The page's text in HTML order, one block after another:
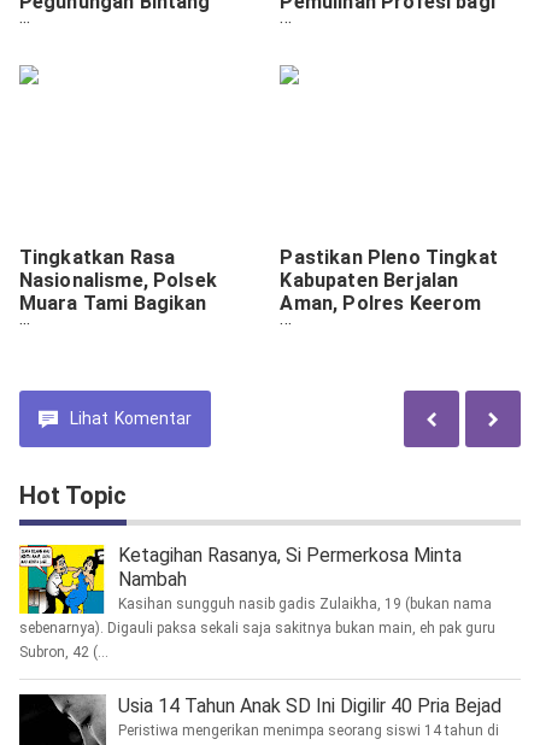
Hadir Tanamkan Rasa
PNPP Pelanggar Disiplin
Tingkatkan Rasa
Nasionalisme, Polsek
Muara Tami Bagikan
Bendera Merah Putih Di
Pastikan Pleno Tingkat
Kabupaten Berjalan
Aman, Polres Keerom
Terjunkan Ratusan
Lihat Komentar
Hot Topic
Ketagihan Rasanya, Si Permerkosa Minta
Nambah
Kasihan sungguh nasib gadis Zulaikha, 19 (bukan nama
sebenarnya). Digauli paksa sekali saja sakitnya bukan main, eh pak guru
Subron, 42 (...
Usia 14 Tahun Anak SD Ini Digilir 40 Pria Bejad
Peristiwa mengerikan menimpa seorang siswi 14 tahun di